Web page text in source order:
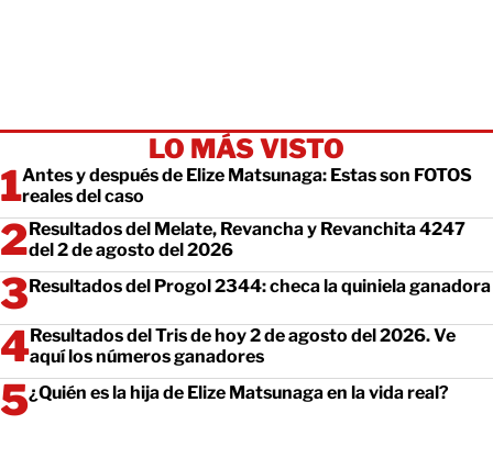
LO MÁS VISTO
Antes y después de Elize Matsunaga: Estas son FOTOS
reales del caso
Resultados del Melate, Revancha y Revanchita 4247
del 2 de agosto del 2026
Resultados del Progol 2344: checa la quiniela ganadora
Resultados del Tris de hoy 2 de agosto del 2026. Ve
aquí los números ganadores
¿Quién es la hija de Elize Matsunaga en la vida real?